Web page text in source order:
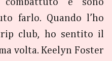
e sono
farlo. Quando l’ho
club, ho sentito il
volta. Keelyn Foster